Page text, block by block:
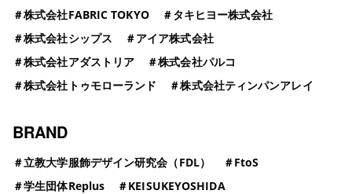
＃株式会社FABRIC TOKYO ＃タキヒヨー株式会社
＃株式会社シップス ＃アイア株式会社
＃株式会社アダストリア ＃株式会社パルコ
＃株式会社トゥモローランド ＃株式会社ティンパンアレイ
BRAND
＃立教大学服飾デザイン研究会（FDL） ＃FtoS
＃学生団体Replus ＃KEISUKEYOSHIDA